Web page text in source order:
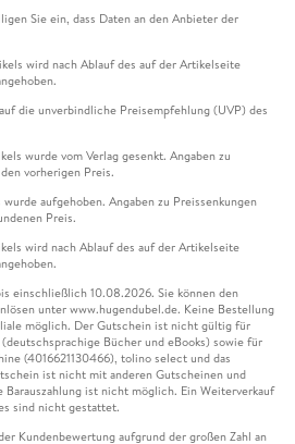
Sie ein, dass Daten an den Anbieter der
wird nach Ablauf des auf der Artikelseite
die unverbindliche Preisempfehlung (UVP) des
wurde vom Verlag gesenkt. Angaben zu
vorherigen Preis.
aufgehoben. Angaben zu Preissenkungen
Preis.
wird nach Ablauf des auf der Artikelseite
einschließlich 10.08.2026. Sie können den
unter www.hugendubel.de. Keine Bestellung
möglich. Der Gutschein ist nicht gültig für
Bücher und eBooks) sowie für
(4016621130466), tolino select und das
ist nicht mit anderen Gutscheinen und
Barauszahlung ist nicht möglich. Ein Weiterverkauf
sind nicht gestattet.
Kundenbewertung aufgrund der großen Zahl an